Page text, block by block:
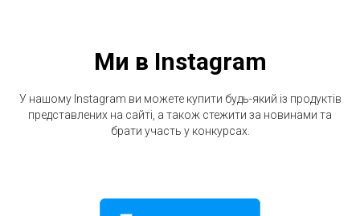
Ми в Instagram
У нашому Instagram ви можете купити будь-який із продуктів
представлених на сайті, а також стежити за новинами та
брати участь у конкурсах.